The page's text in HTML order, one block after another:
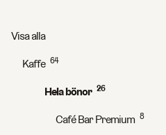
Visa alla
Kaffe 64
Hela bönor 26
Café Bar Premium 8